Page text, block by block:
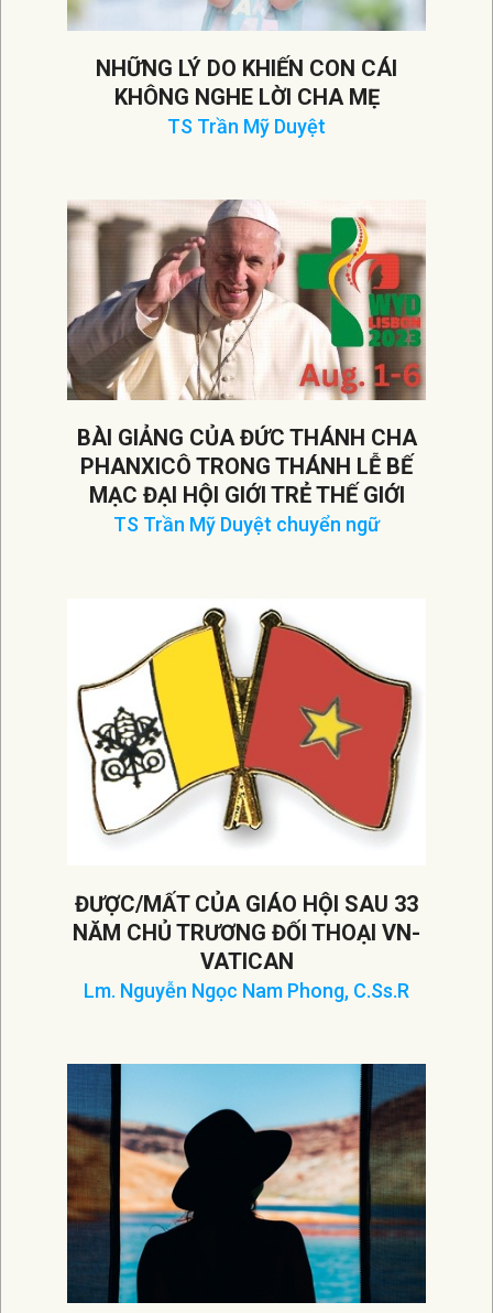
NHỮNG LÝ DO KHIẾN CON CÁI
KHÔNG NGHE LỜI CHA MẸ
TS Trần Mỹ Duyệt
13
BÀI GIẢNG CỦA ĐỨC THÁNH CHA
PHANXICÔ TRONG THÁNH LỄ BẾ
MẠC ĐẠI HỘI GIỚI TRẺ THẾ GIỚI
TS Trần Mỹ Duyệt chuyển ngữ
ĐƯỢC/MẤT CỦA GIÁO HỘI SAU 33
NĂM CHỦ TRƯƠNG ĐỐI THOẠI VN-
VATICAN
Lm. Nguyễn Ngọc Nam Phong, C.Ss.R